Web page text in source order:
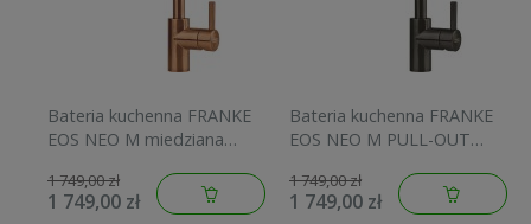
Bateria kuchenna FRANKE
EOS NEO M miedziana
1 749,00 zł
1 749,00 zł
Bateria kuchenna FRANKE
EOS NEO M PULL-OUT
wylewką, antracyt
115.0628.256
1 749,00 zł
1 749,00 zł